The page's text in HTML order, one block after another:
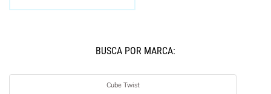
BUSCÁ POR MARCA:
Cube Twist